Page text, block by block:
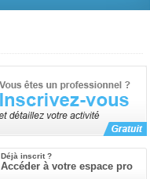
Déjà inscrit ?
Accéder à votre espace pro